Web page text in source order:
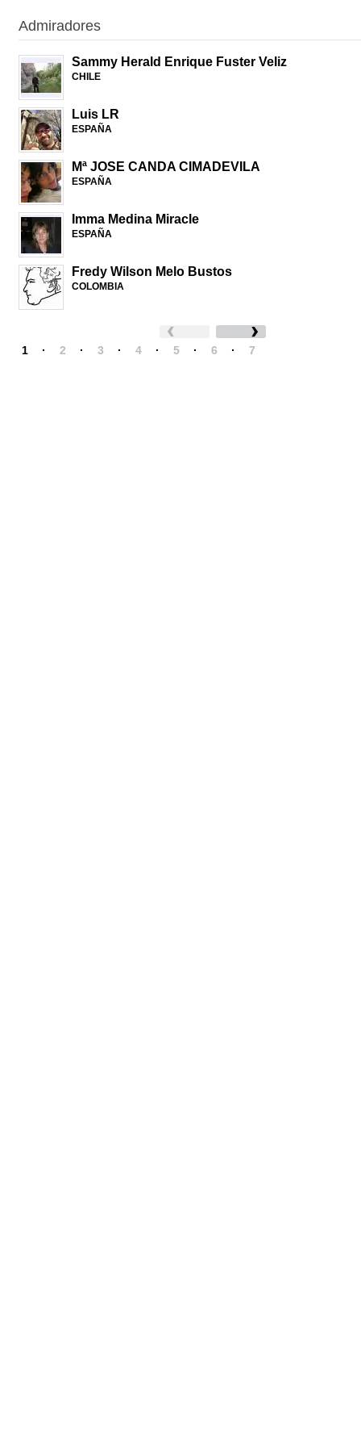
Admiradores
Sammy Herald Enrique Fuster Veliz
CHILE
Luis LR
ESPAÑA
Mª JOSE CANDA CIMADEVILA
ESPAÑA
Imma Medina Miracle
ESPAÑA
Fredy Wilson Melo Bustos
COLOMBIA
1 · 2 · 3 · 4 · 5 · 6 · 7